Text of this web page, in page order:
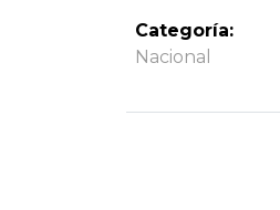
Categoría:
Nacional